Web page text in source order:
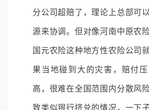
分公司超赔了，理论上总部可
源来协调。但对像河南中原农
国元农险这种地方性农险公司
果当地碰到大的灾害，赔付
高，很难在全国范围内分散风
致类似银行挤兑的情况，一下